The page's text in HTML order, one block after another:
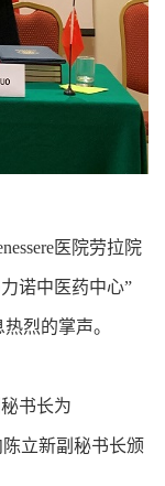
医院劳拉院
诺中医药中心”
烈的掌声。
书长为
陈立新副秘书长颁